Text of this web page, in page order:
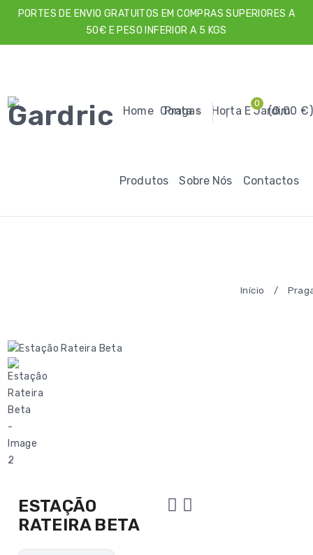
PORTES DE ENVIO GRATUITOS EM COMPRAS SUPERIORES A
50€ E PESO INFERIOR A 5 KGS
Home Pragas Horta E Jardim
Produtos Sobre Nós Contactos
0
0,00€
Conta
Início /
ESTAÇÃO
RATEIRA BETA